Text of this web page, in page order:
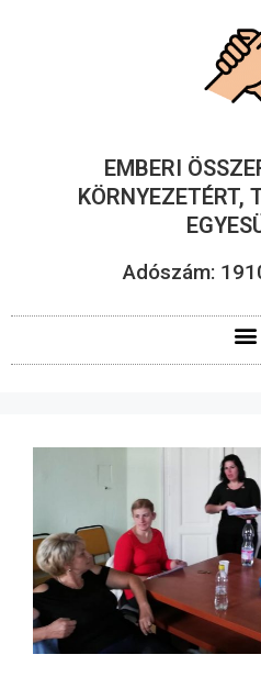
EMBERI
KÖRNYEZETÉRT,
Adószám: